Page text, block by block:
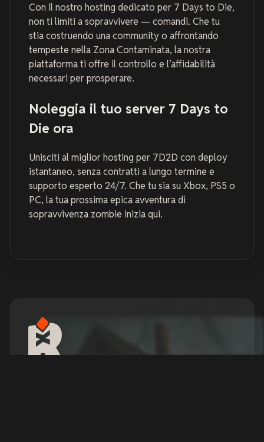
Con il nostro hosting dedicato per 7 Days to Die,
non ti limiti a sopravvivere — comandi. Che tu
stia costruendo una community o affrontando
tempeste nella Zona Contaminata, la nostra
piattaforma ti offre il controllo e l’affidabilità
necessari per prosperare.
Noleggia il tuo server 7 Days to
Die ora
Unisciti al miglior hosting per 7D2D con deploy
istantaneo, senza contratti a lungo termine e
supporto esperto 24/7. Che tu sia su Xbox, PS5 o
PC, la tua prossima epica avventura di
sopravvivenza zombie inizia qui.